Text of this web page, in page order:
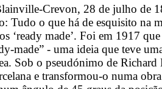
Crevon, 28 de julho de
Tudo o que há de esquisito na
‘ready made’. Foi em 1917
made” - uma ideia que teve
Sob o pseudónimo de
e transformou-o numa